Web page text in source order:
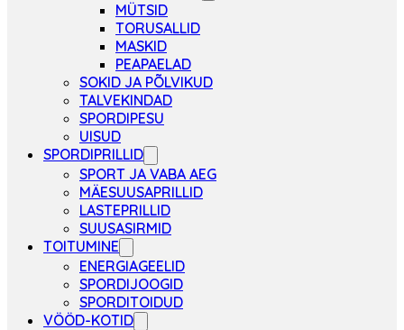
MÜTSID
TORUSALLID
MASKID
PEAPAELAD
SOKID JA PÕLVIKUD
TALVEKINDAD
SPORDIPESU
UISUD
SPORDIPRILLID
SPORT JA VABA AEG
MÄESUUSAPRILLID
LASTEPRILLID
SUUSASIRMID
TOITUMINE
ENERGIAGEELID
SPORDIJOOGID
SPORDITOIDUD
VÖÖD-KOTID